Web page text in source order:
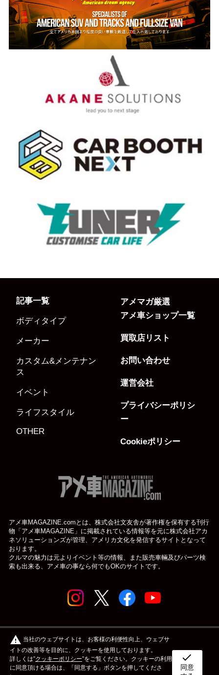
記事一覧
ボディタイプ
メーカー
カスタム&メンテナン
ス
イベント
ライフスタイル
OTHER
アメマガ厳選
アメ車ショップ一覧
買取店リスト
お問い合わせ
運営会社
プライバシーポリシ
ー
Cookieポリシー
アメ車MAGAZINE.comとは、株式会社文友舎が著作権を保有する刊行
物「アメ車MAGAZINE」に掲載されている情報等を元に株式会社アカ
ネソリューションズが管理、アメリカ文化を発信するサイトとなって
おります。
クルマの魅力は元よりイベント等の情報、また販売車輛及びパーツ検
索も出来る、アメ車の事なら何でもOKのサイトです。
© アメ車のWEBマガジン アメ車マガジン公式WEBサイト
ボディタイプ メーカー カスタム&メンテナンス
warning 当社のウェブサイトは、お客様の利便性向上、ウェブサ
イトの改善等を目的に、クッキーを使用しております。
詳しくは”クッキーポリシー”をご覧ください。クッキーの利用
に同意頂ける場合は、「同意する」ボタンを押してくださ
check
同意